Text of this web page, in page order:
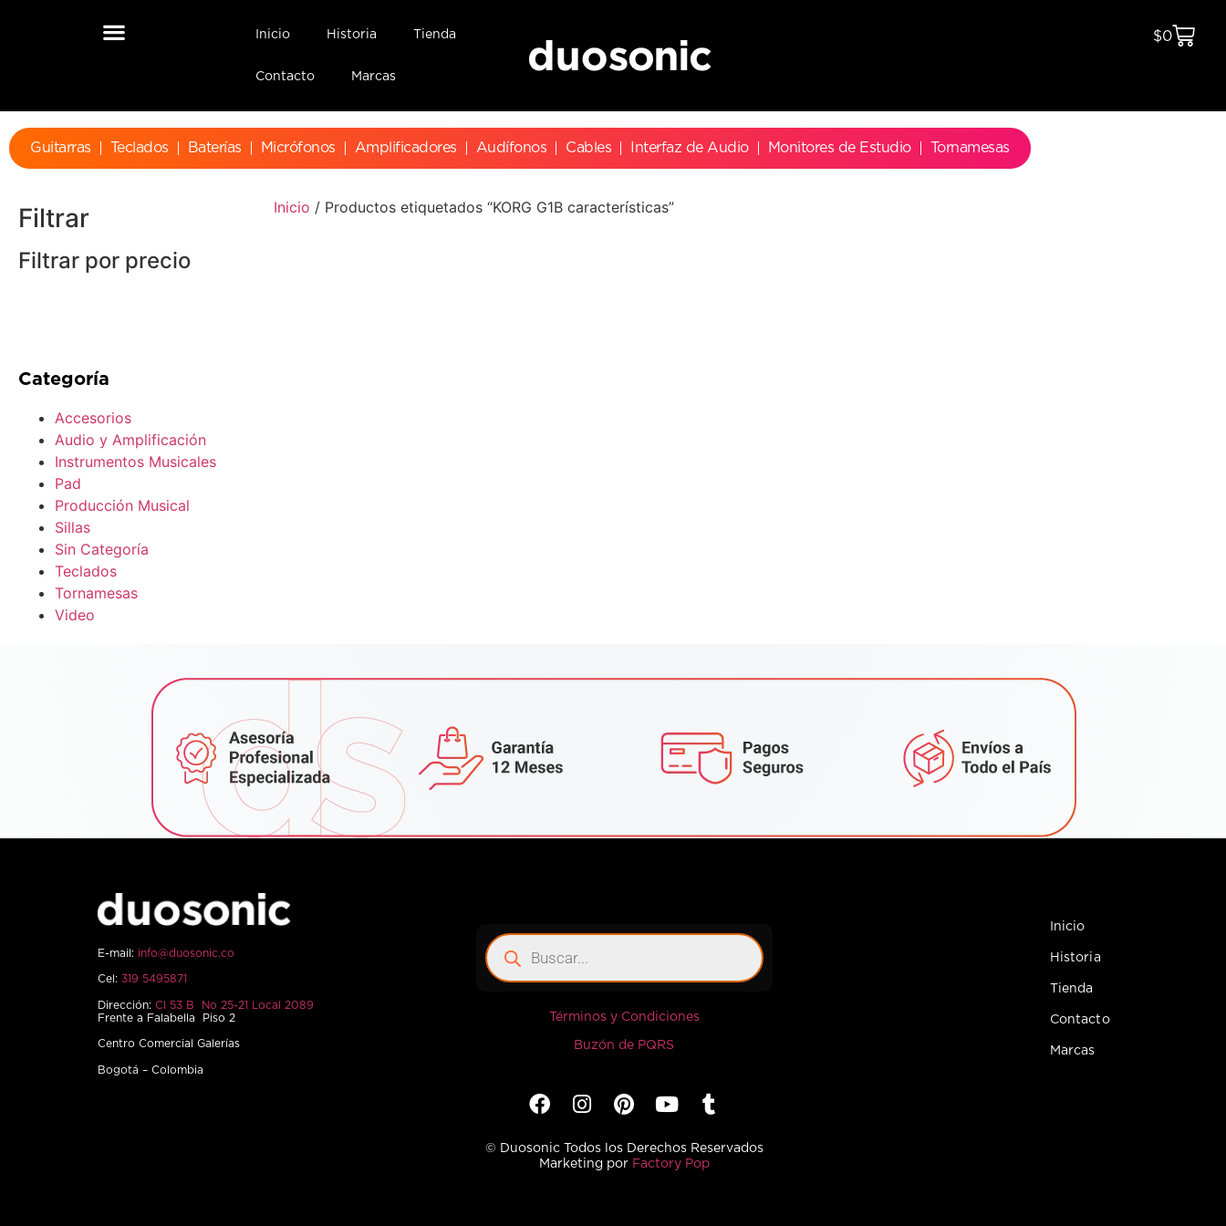
Inicio Historia Tienda
Contacto Marcas
$0
Guitarras Teclados Baterías Micrófonos Amplificadores Audífonos Cables Interfaz de Audio Monitores de Estudio Tornamesas
Filtrar
Filtrar por precio
Categoría
Accesorios
Audio y Amplificación
Instrumentos Musicales
Pad
Producción Musical
Sillas
Sin Categoría
Teclados
Tornamesas
Video
Inicio / Productos etiquetados “KORG G1B características”
E-mail: info@duosonic.co
Cel: 319 5495871
Dirección: Cl 53 B No 25-21 Local 2089
Frente a Falabella Piso 2
Centro Comercial Galerías
Bogotá – Colombia
Términos y Condiciones
Buzón de PQRS
© Duosonic Todos los Derechos Reservados
Marketing por Factory Pop
Inicio
Historia
Tienda
Contacto
Marcas